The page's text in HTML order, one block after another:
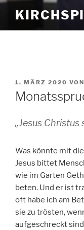
Zum
Inhalt
springen
VERÖFFENTLICHT
AM
1. MÄRZ 2020 VON
„Jesus Christus
Was könnte mit
Jesus bittet
wie im Garten
beten. Und er ist
oft habe ich am
sie zu trösten,
aufgeschreckt